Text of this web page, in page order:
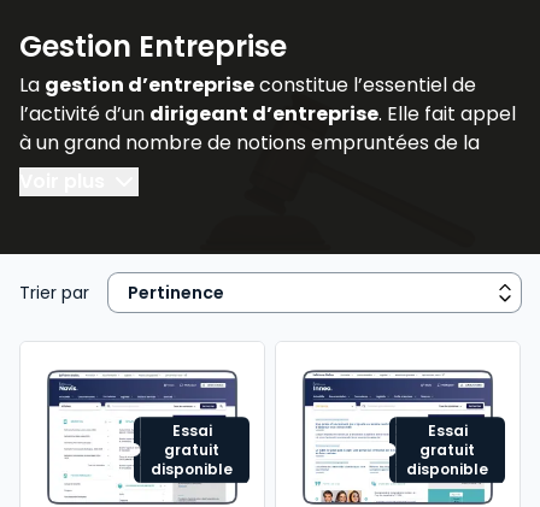
le sous-menu Vos besoins
Gestion Entreprise
La gestion d’entrepriseconstitue l’essentiel de
l’activité d’un dirigeant d’entreprise. Elle fait appel
à un grand nombre de notions empruntées de la
comptabilité, de la finance (
moyen de la
juridique, contrats commerciaux, fiscalité, cadre
réglementaire et légal de l’activité), de la
de ressources humaines...
Trier par
Essai
gratuit
disponible
Essai
gratuit
disponible